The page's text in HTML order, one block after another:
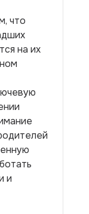
что
на их
и